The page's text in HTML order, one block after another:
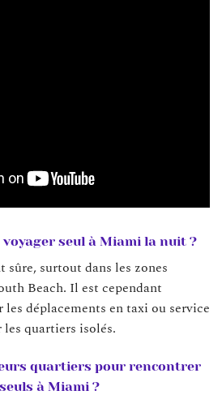
seul à Miami la nuit ?
surtout dans les zones
Beach. Il est cependant
déplacements en taxi ou service
quartiers isolés.
quartiers pour rencontrer
à Miami ?